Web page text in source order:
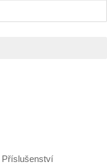
Příslušenství